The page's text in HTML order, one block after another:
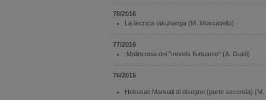
78/2016
La tecnica takuhanga (M. Moscatiello)
77/2016
Malinconia del "mondo fluttuante" (A. Guidi)
76/2015
Hokusai: Manuali di disegno (parte seconda) (M.